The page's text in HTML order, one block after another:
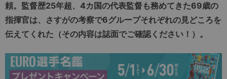
頼。監督歴25年超、4カ国の代表監督も務めてきた69歳の
指揮官は、さすがの考察で6グループそれぞれの見どころを
伝えてくれた（その内容は誌面でご確認ください！）。